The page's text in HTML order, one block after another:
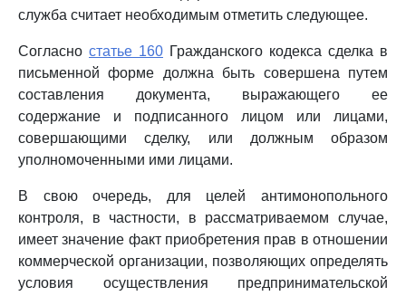
служба считает необходимым отметить следующее.
Согласно статье 160 Гражданского кодекса сделка в
письменной форме должна быть совершена путем
составления документа, выражающего ее
содержание и подписанного лицом или лицами,
совершающими сделку, или должным образом
уполномоченными ими лицами.
В свою очередь, для целей антимонопольного
контроля, в частности, в рассматриваемом случае,
имеет значение факт приобретения прав в отношении
коммерческой организации, позволяющих определять
условия осуществления предпринимательской